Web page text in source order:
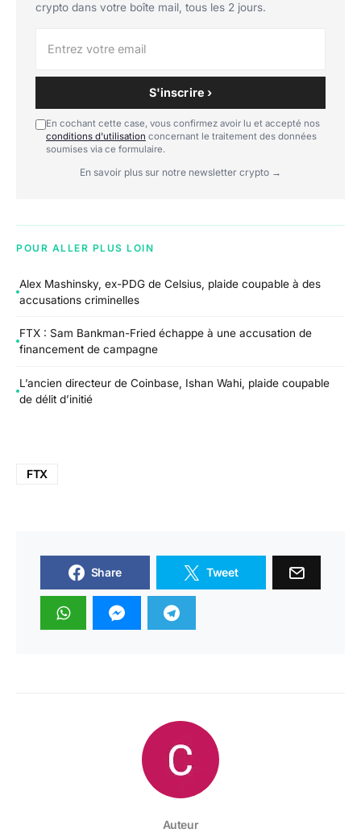
crypto dans votre boîte mail, tous les 2 jours.
S'inscrire ›
En cochant cette case, vous confirmez avoir lu et accepté nos
conditions d'utilisation concernant le traitement des données
soumises via ce formulaire.
En savoir plus sur notre newsletter crypto →
POUR ALLER PLUS LOIN
Alex Mashinsky, ex-PDG de Celsius, plaide coupable à des
accusations criminelles
FTX : Sam Bankman-Fried échappe à une accusation de
financement de campagne
L’ancien directeur de Coinbase, Ishan Wahi, plaide coupable
de délit d’initié
FTX
Share Tweet
Auteur